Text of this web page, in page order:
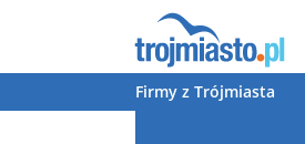
Firmy z Trójmiasta